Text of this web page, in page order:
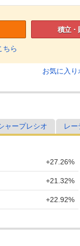
ちら
積立・
お気に入
ャープレシオ レ
+27.26%
+21.32%
+22.92%